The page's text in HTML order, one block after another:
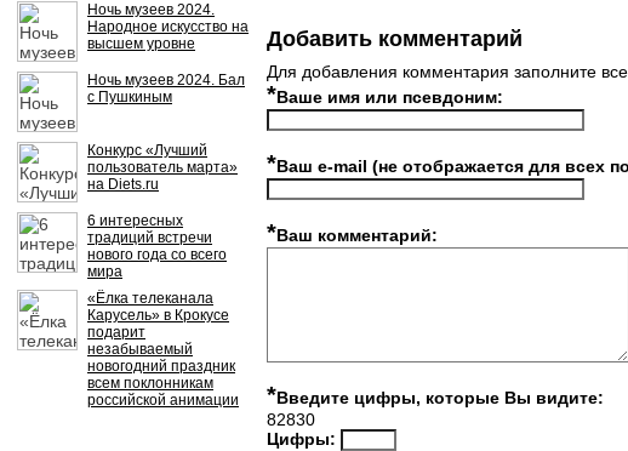
Ночь музеев 2024.
Народное искусство на
высшем уровне
Ночь музеев 2024. Бал
с Пушкиным
Конкурс «Лучший
пользователь марта»
на Diets.ru
6 интересных
традиций встречи
нового года со всего
мира
«Ёлка телеканала
Карусель» в Крокусе
подарит
незабываемый
новогодний праздник
всем поклонникам
российской анимации
Добавить комментарий
Для добавления комментария заполните
*Ваше имя или псевдоним:
*Ваш e-mail (не отображается для всех
*Ваш комментарий:
*Введите цифры, которые Вы видите:
82830
Цифры: